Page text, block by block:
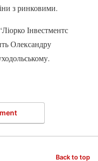
з ринковими.
Інвестментс
Олександру
Back to top